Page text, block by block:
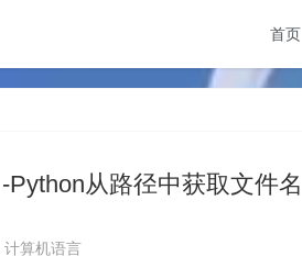
首页
Python从路径中获取文件名
计算机语言